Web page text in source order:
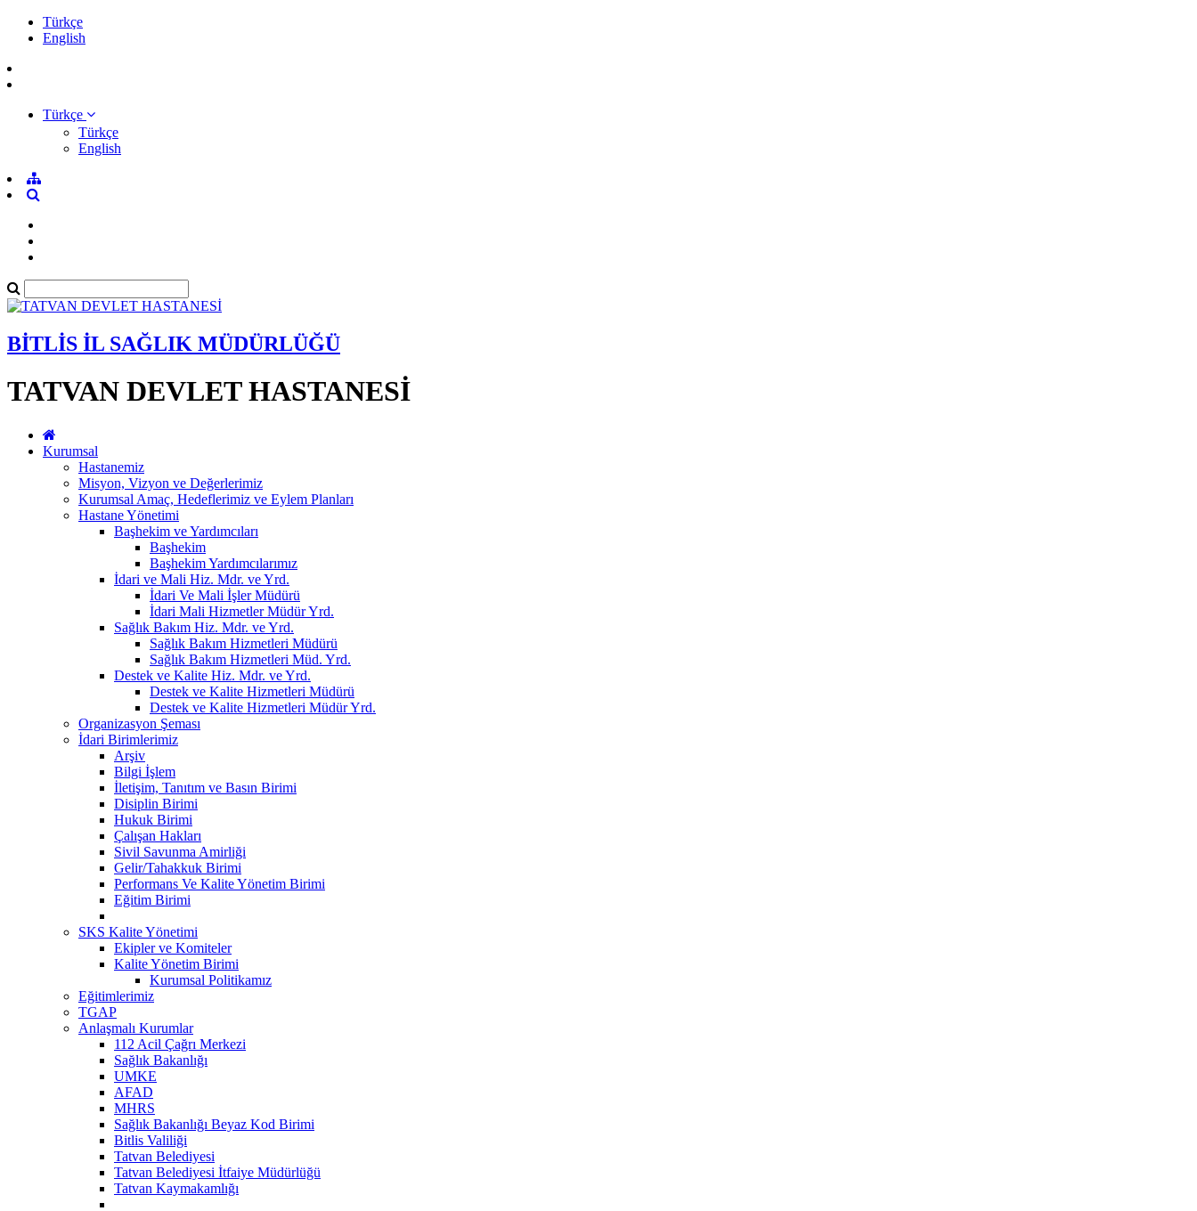
Türkçe
English
Türkçe
Türkçe
English
BİTLİS İL SAĞLIK MÜDÜRLÜĞÜ
TATVAN DEVLET HASTANESİ
Kurumsal
Hastanemiz
Misyon, Vizyon ve Değerlerimiz
Kurumsal Amaç, Hedeflerimiz ve Eylem Planları
Hastane Yönetimi
Başhekim ve Yardımcıları
Başhekim
Başhekim Yardımcılarımız
İdari ve Mali Hiz. Mdr. ve Yrd.
İdari Ve Mali İşler Müdürü
İdari Mali Hizmetler Müdür Yrd.
Sağlık Bakım Hiz. Mdr. ve Yrd.
Sağlık Bakım Hizmetleri Müdürü
Sağlık Bakım Hizmetleri Müd. Yrd.
Destek ve Kalite Hiz. Mdr. ve Yrd.
Destek ve Kalite Hizmetleri Müdürü
Destek ve Kalite Hizmetleri Müdür Yrd.
Organizasyon Şeması
İdari Birimlerimiz
Arşiv
Bilgi İşlem
İletişim, Tanıtım ve Basın Birimi
Disiplin Birimi
Hukuk Birimi
Çalışan Hakları
Sivil Savunma Amirliği
Gelir/Tahakkuk Birimi
Performans Ve Kalite Yönetim Birimi
Eğitim Birimi
SKS Kalite Yönetimi
Ekipler ve Komiteler
Kalite Yönetim Birimi
Kurumsal Politikamız
Eğitimlerimiz
TGAP
Anlaşmalı Kurumlar
112 Acil Çağrı Merkezi
Sağlık Bakanlığı
UMKE
AFAD
MHRS
Sağlık Bakanlığı Beyaz Kod Birimi
Bitlis Valiliği
Tatvan Belediyesi
Tatvan Belediyesi İtfaiye Müdürlüğü
Tatvan Kaymakamlığı